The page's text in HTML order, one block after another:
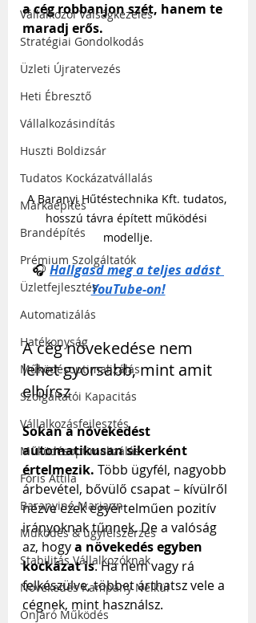
Vállalkozói Válságkezelés
Stratégiai Gondolkodás
Üzleti Újratervezés
Heti Ébresztő
Vállalkozásindítás
Huszti Boldizsár
Tudatos Kockázatvállalás
Márkaépítés
Brandépítés
Prémium Szolgáltatók
Üzletfejlesztés
Automatizálás
Hatékonyság
Működésoptimalizálás
Szolgáltatói Kapacitás
Vállalkozásfejlesztés
Működésoptimalizálás
Fóris Attila
Baranyiné Mariann
Működés & ügyfélszerzés
Stabilitás Vállalkozóknak
Növekedés Kampány Nélkül
Önjáró Működés
a cég robbanjon szét, hanem te
maradj erős.
A Baranyi Hűtéstechnika Kft. tudatos,
hosszú távra épített működési
modellje.
🎧Hallgasd meg a teljes adást
YouTube-on!
A cég növekedése nem
lehet gyorsabb, mint amit
elbírsz
Sokan a növekedést
automatikusan sikerként
értelmezik. Több ügyfél, nagyobb
árbevétel, bővülő csapat – kívülről
nézve ezek egyértelműen pozitív
irányoknak tűnnek. De a valóság
az, hogy a növekedés egyben
kockázat is. Ha nem vagy rá
felkészülve, többet árthatsz vele a
cégnek, mint használsz.